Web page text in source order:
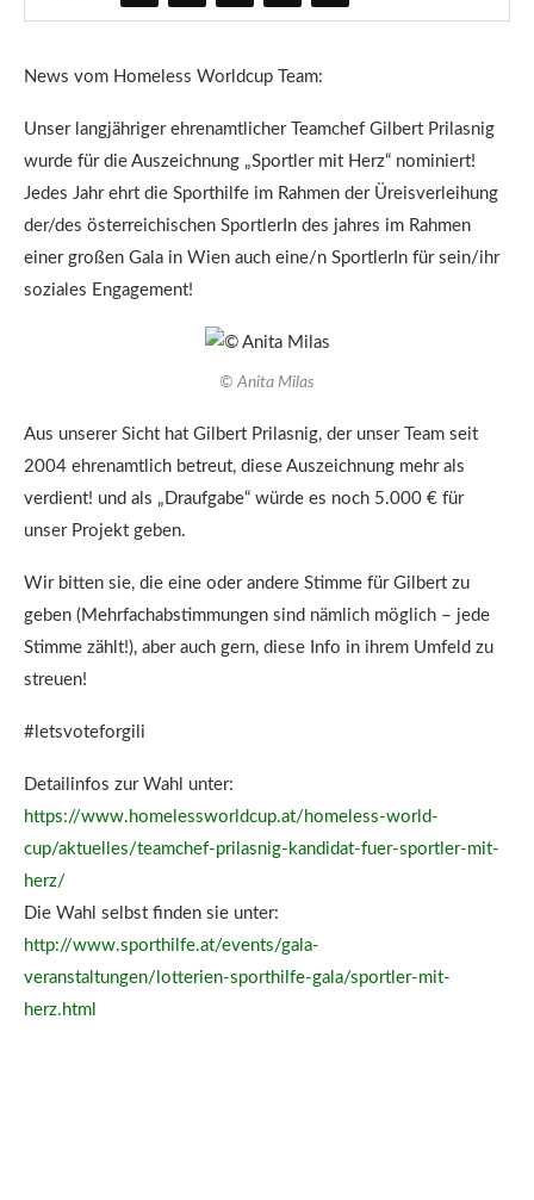
News vom Homeless Worldcup Team:
Unser langjähriger ehrenamtlicher Teamchef Gilbert Prilasnig
wurde für die Auszeichnung „Sportler mit Herz“ nominiert!
Jedes Jahr ehrt die Sporthilfe im Rahmen der Üreisverleihung
der/des österreichischen SportlerIn des jahres im Rahmen
einer großen Gala in Wien auch eine/n SportlerIn für sein/ihr
soziales Engagement!
© Anita Milas
Aus unserer Sicht hat Gilbert Prilasnig, der unser Team seit
2004 ehrenamtlich betreut, diese Auszeichnung mehr als
verdient! und als „Draufgabe“ würde es noch 5.000 € für
unser Projekt geben.
Wir bitten sie, die eine oder andere Stimme für Gilbert zu
geben (Mehrfachabstimmungen sind nämlich möglich – jede
Stimme zählt!), aber auch gern, diese Info in ihrem Umfeld zu
streuen!
#letsvoteforgili
Detailinfos zur Wahl unter:
https://www.homelessworldcup.at/homeless-world-
cup/aktuelles/teamchef-prilasnig-kandidat-fuer-sportler-mit-
herz/
Die Wahl selbst finden sie unter:
http://www.sporthilfe.at/events/gala-
veranstaltungen/lotterien-sporthilfe-gala/sportler-mit-
herz.html